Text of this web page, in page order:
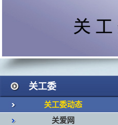
岗位职责
关工委
关工委动态
关爱网